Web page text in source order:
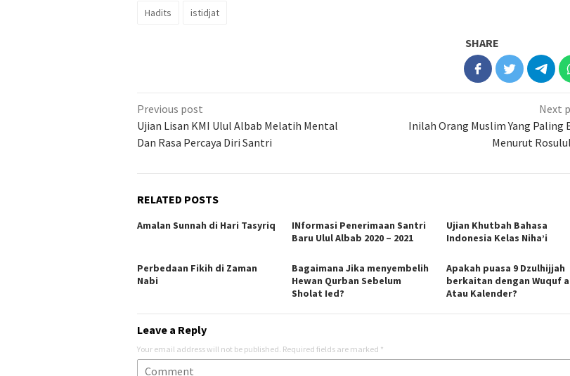
Hadits istidjat
SHARE
Previous post
Ujian Lisan KMI Ulul Albab Melatih Mental
Dan Rasa Percaya Diri Santri
Next
Inilah Orang Muslim Yang Paling
Menurut
RELATED POSTS
Amalan Sunnah di Hari Tasyriq
INformasi Penerimaan Santri
Baru Ulul Albab 2020 – 2021
Ujian Khutbah Bahasa
Indonesia Kelas Niha’i
Perbedaan Fikih di Zaman
Nabi
Bagaimana Jika menyembelih
Hewan Qurban Sebelum
Sholat Ied?
Apakah puasa 9 Dzulhijjah
berkaitan dengan Wuquf
Atau Kalender?
Leave a Reply
Your email address will not be published. Required fields are marked *